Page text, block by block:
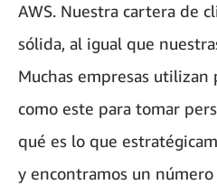
AWS. Nuestra cartera de
sólida, al igual que
Muchas empresas
como este para tomar
qué es lo que
y encontramos un número